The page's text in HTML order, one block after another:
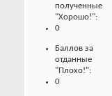
полученные
"Хорошо!":
0
Баллов за
отданные
"Плохо!":
0